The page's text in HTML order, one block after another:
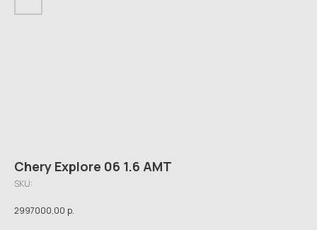
Chery Explore 06 1.6 AMT
SKU:
2997000,00 р.